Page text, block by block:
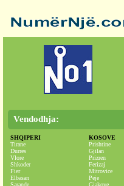
Vendodhja:
SHQIPERI
Tirane
Durres
Vlore
Shkoder
Fier
Elbasan
Sarande
KOSOVE
Prishtine
Gjilan
Prizren
Ferizaj
Mitrovice
Peje
Gjakove